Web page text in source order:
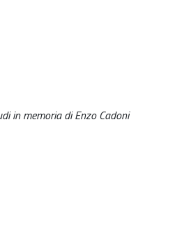
in memoria di Enzo Cadoni